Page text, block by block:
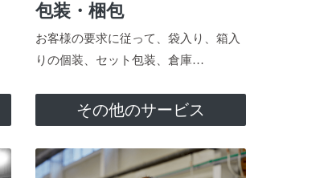
包装・梱包
お客様の要求に従って、袋入り、箱入
りの個装、セット包装、倉庫…
その他のサービス